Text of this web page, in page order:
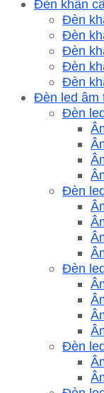
Đèn khẩn
Đèn
Đèn
Đèn
Đèn
Đèn
Đèn led âm
Đèn
Đèn
Đèn
Đèn